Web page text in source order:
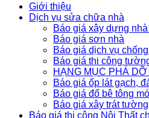
Giới thiệu
Dịch vụ sửa chữa nhà
Báo giá xây dựng
Báo giá sơn nhà
Báo giá dịch vụ
Báo giá thi công
HẠNG MỤC PHÁ
Báo giá ốp lát gạch,
Báo giá đổ bê tông
Báo giá xây trát tường
Báo giá thi công Nội Thất